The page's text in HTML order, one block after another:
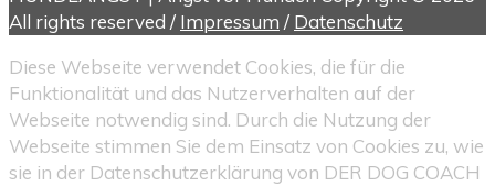
All rights reserved / Impressum / Datenschutz
Diese Webseite verwendet Cookies, die für die
Funktionalität und das Nutzerverhalten auf der
Webseite notwendig sind. Durch die Nutzung der
Webseite stimmen Sie dem Einsatz von Cookies zu, wie
sie in der Datenschutzerklärung von DER DOG COACH